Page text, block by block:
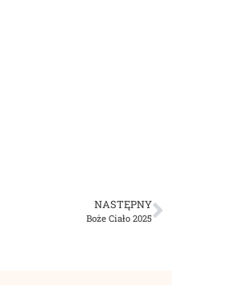
NASTĘPNY
Boże Ciało 2025